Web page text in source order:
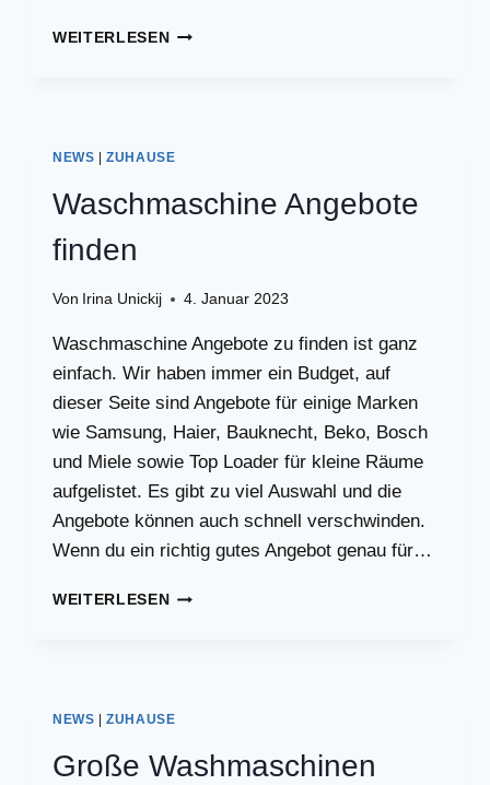
WEITERLESENDIE
NEWS |ZUHAUSE
Waschmaschine Angebote
finden
Von Irina Unickij 4. Januar 2023
Waschmaschine Angebote zu finden ist ganz
einfach. Wir haben immer ein Budget, auf
dieser Seite sind Angebote für einige Marken
wie Samsung, Haier, Bauknecht, Beko, Bosch
und Miele sowie Top Loader für kleine Räume
aufgelistet. Es gibt zu viel Auswahl und die
Angebote können auch schnell verschwinden.
Wenn du ein richtig gutes Angebot genau für…
WEITERLESENWASCHMASCHINE
NEWS |ZUHAUSE
Große Washmaschinen